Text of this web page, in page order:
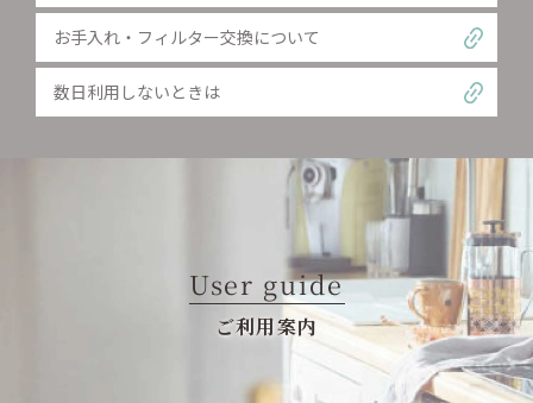
お手入れ・フィルター交換について
数日利用しないときは
User guide
ご利用案内